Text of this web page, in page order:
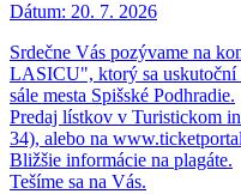
Dátum: 20. 7. 2026
Srdečne Vás pozývame na
LASICU", ktorý sa uskutoční
sále mesta Spišské Podhradie.
Predaj lístkov v Turistickom
34), alebo na
Bližšie informácie na plagáte.
Tešíme sa na Vás.